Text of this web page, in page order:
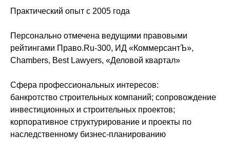
Практический опыт с 2005 года
Персонально отмечена ведущими правовыми
рейтингами Право.Ru-300, ИД «КоммерсантЪ»,
Chambers, Best Lawyers, «Деловой квартал»
Сфера профессиональных интересов:
банкротство строительных компаний; сопровождение
инвестиционных и строительных проектов;
корпоративное структурирование и проекты по
наследственному бизнес-планированию